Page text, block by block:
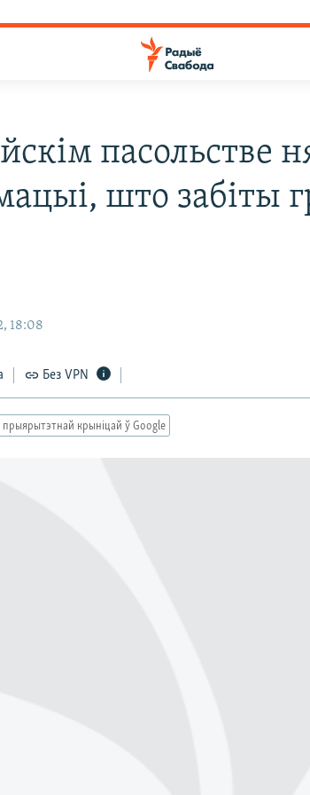
пасольстве
што забіты
18:08
Без VPN
прыярытэтнай крыніцай ў Google